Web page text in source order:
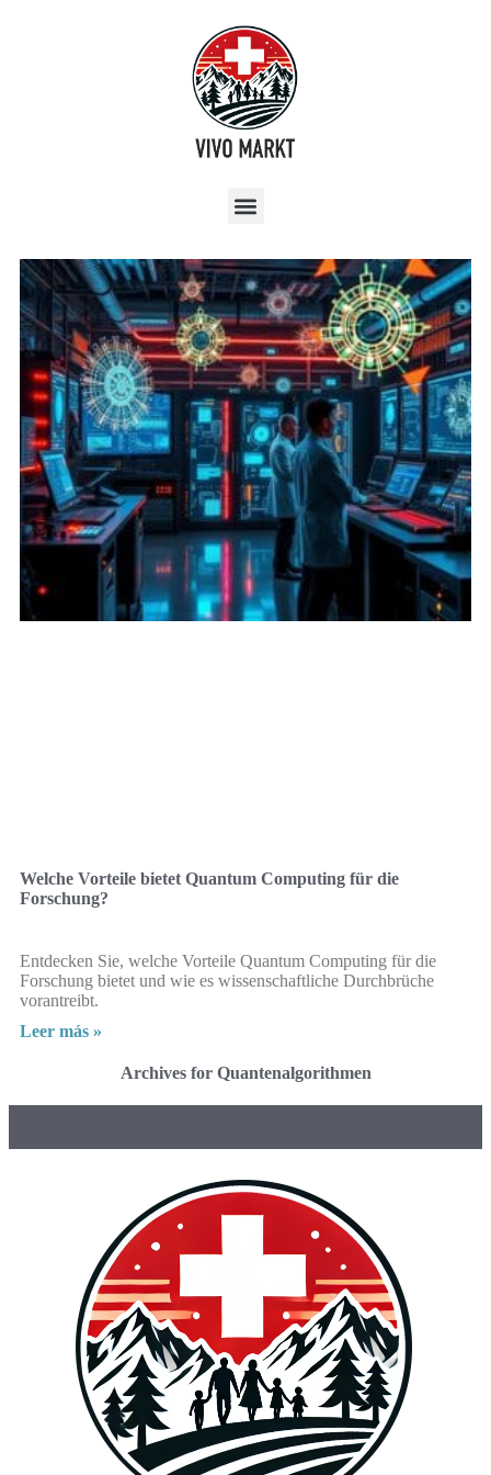
Welche Vorteile bietet Quantum Computing für die
Forschung?
Entdecken Sie, welche Vorteile Quantum Computing für die
Forschung bietet und wie es wissenschaftliche Durchbrüche
vorantreibt.
Leer más »
Archives for Quantenalgorithmen